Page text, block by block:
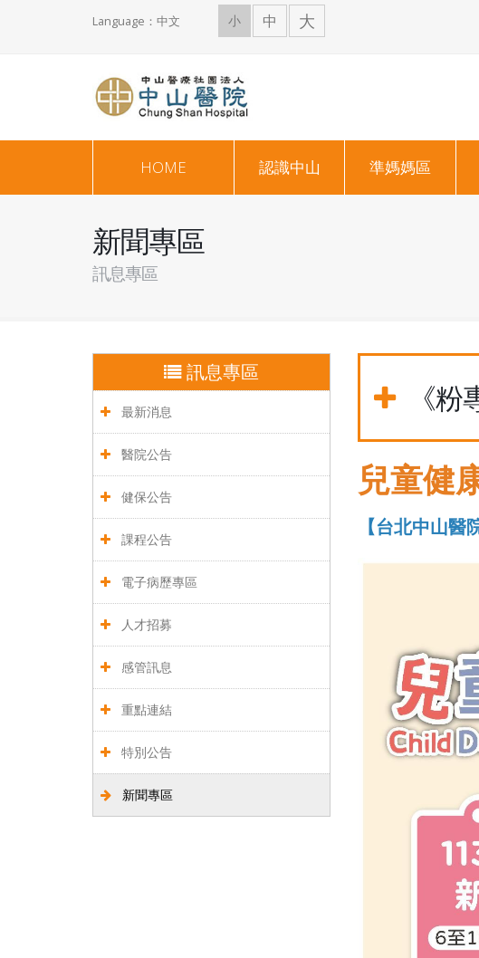
Language：中文 小 中 大
HOME 認識中山 準媽媽區
新聞專區
訊息專區
訊息專區
最新消息
醫院公告
健保公告
課程公告
電子病歷專區
人才招募
感管訊息
重點連結
特別公告
新聞專區
《
兒童健
【台北中山醫